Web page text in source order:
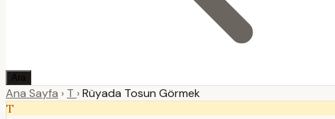
Ara
Ana Sayfa › T ›Rüyada Tosun Görmek
T